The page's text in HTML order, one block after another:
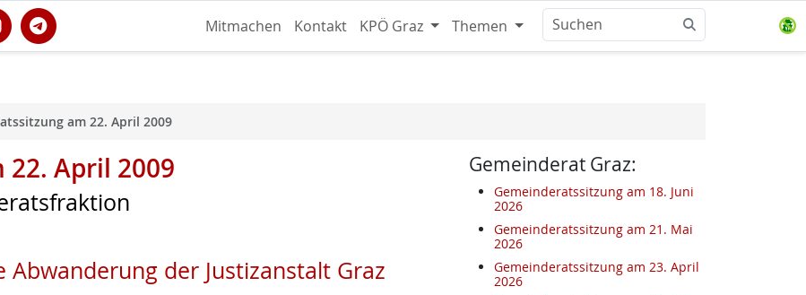
Mitmachen Kontakt KPÖ Graz Themen
am 22. April 2009
April 2009
der Justizanstalt Graz
Gemeinderat Graz:
Gemeinderatssitzung am 18. Juni
2026
Gemeinderatssitzung am 21. Mai
2026
Gemeinderatssitzung am 23. April
2026